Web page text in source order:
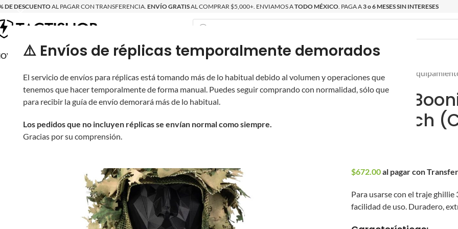
⚠️ Envíos de réplicas temporalmente demorados
El servicio de envíos para réplicas está tomando más de lo habitual debido al volumen y operaciones que
tenemos que hacer temporalmente de forma manual. Puedes seguir comprando con normalidad, sólo que
para recibir la guía de envío demorará más de lo habitual.
Los pedidos que no incluyen réplicas se envían normal como siempre.
Gracias por su comprensión.
DE DESCUENTOAL PAGAR CON TRANSFERENCIA. ENVÍO GRATISAL COMPRAR $5,000+. ENVIAMOS ATODO MÉXICO . PAGA A3 o 6 MESES SIN INTERESES
RÉPLICASPARTES Y ACCESORIOSEQUIPOPRODUCTOS NUEVOSPROMOCIONES
Inicio
Sniper
Novritsch
$672.00al pagar con
Para usarse con el traje
facilidad de uso. Duradero,